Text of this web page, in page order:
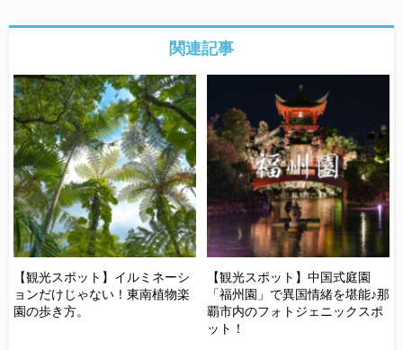
関連記事
【観光スポット】イルミネーシ
ョンだけじゃない！東南植物楽
園の歩き方。
【観光スポット】中国式庭園
「福州園」で異国情緒を堪能♪那
覇市内のフォトジェニックスポ
ット！